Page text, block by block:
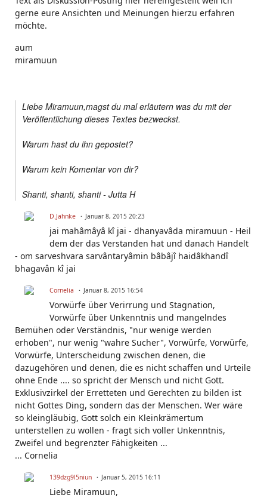
gerne eure Ansichten und Meinungen hierzu erfahren
möchte.
aum
miramuun
Liebe Miramuun,magst du mal erläutern was du mit der
Veröffentlichung dieses Textes bezweckst.
Warum hast du ihn gepostet?
Warum kein Komentar von dir?
Shanti, shanti, shanti - Jutta H
D.Jahnke Januar 8, 2015 20:23
jai mahâmâyâ kî jai - dhanyavâda miramuun - Heil
dem der das Verstanden hat und danach Handelt
- om sarveshvara sarvântaryâmin bâbâjî haidâkhandî
bhagavân kî jai
Cornelia Januar 8, 2015 16:54
Vorwürfe über Verirrung und Stagnation,
Vorwürfe über Unkenntnis und mangelndes
Bemühen oder Verständnis, "nur wenige werden
erhoben", nur wenig "wahre Sucher", Vorwürfe, Vorwürfe,
Vorwürfe, Unterscheidung zwischen denen, die
dazugehören und denen, die es nicht schaffen und Urteile
ohne Ende .... so spricht der Mensch und nicht Gott.
Exklusivzirkel der Erretteten und Gerechten zu bilden ist
nicht Gottes Ding, sondern das der Menschen. Wer wäre
so kleingläubig, Gott solch ein Kleinkrämertum
unterstellen zu wollen - fragt sich voller Unkenntnis,
Zweifel und begrenzter Fähigkeiten ...
... Cornelia
139dzg9l5niun Januar 5, 2015 16:11
Liebe Miramuun,